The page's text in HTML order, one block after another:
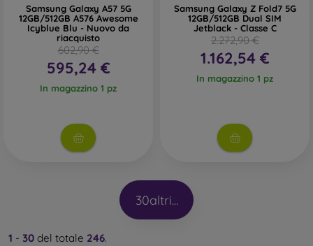
Samsung Galaxy A57 5G
12GB/512GB A576 Awesome
Icyblue Blu - Nuovo da
riacquisto
602,90 €
595,24 €
In magazzino 1 pz
Samsung Galaxy Z Fold7 5G
12GB/512GB Dual SIM
Jetblack - Classe C
2.272,90 €
1.162,54 €
In magazzino 1 pz
30altri...
1 - 30 del totale 246.